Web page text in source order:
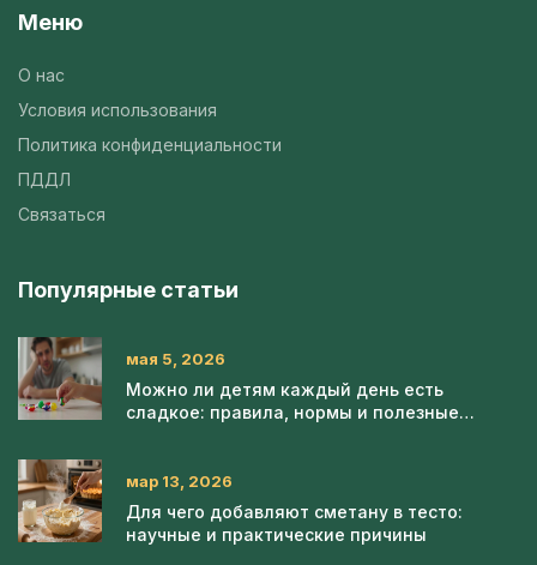
Меню
О нас
Условия использования
Политика конфиденциальности
ПДДЛ
Связаться
Популярные статьи
мая 5, 2026
Можно ли детям каждый день есть
сладкое: правила, нормы и полезные
мар 13, 2026
Для чего добавляют сметану в тесто:
научные и практические причины